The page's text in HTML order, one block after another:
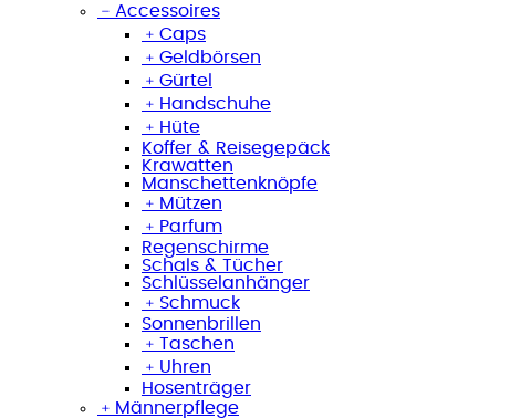
﹣ Accessoires
﹢ Caps
﹢ Geldbörsen
﹢ Gürtel
﹢ Handschuhe
﹢ Hüte
Koffer & Reisegepäck
Krawatten
Manschettenknöpfe
﹢ Mützen
﹢ Parfum
Regenschirme
Schals & Tücher
Schlüsselanhänger
﹢ Schmuck
Sonnenbrillen
﹢ Taschen
﹢ Uhren
Hosenträger
﹢ Männerpflege